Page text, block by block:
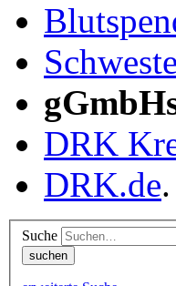
DRK
DRK.de.
Suche